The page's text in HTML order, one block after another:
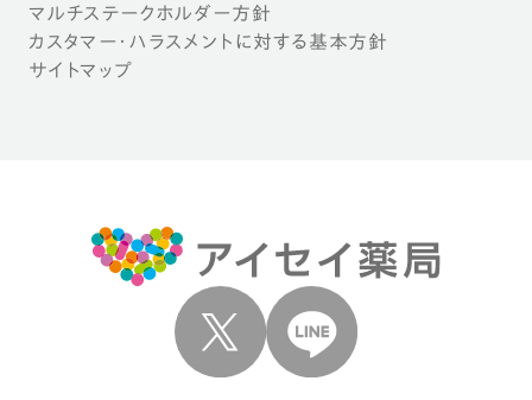
マルチステークホルダー方針
カスタマー・ハラスメントに対する基本方針
サイトマップ